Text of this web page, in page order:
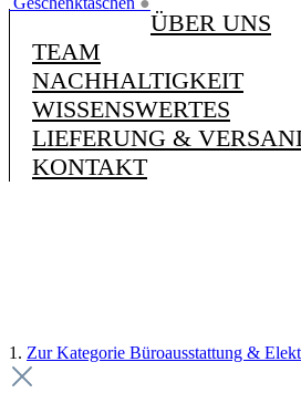
ÜBER UNS
TEAM
NACHHALTIGKEIT
WISSENSWERTES
LIEFERUNG &
KONTAKT
1. Zur Kategorie Büroausstattung &